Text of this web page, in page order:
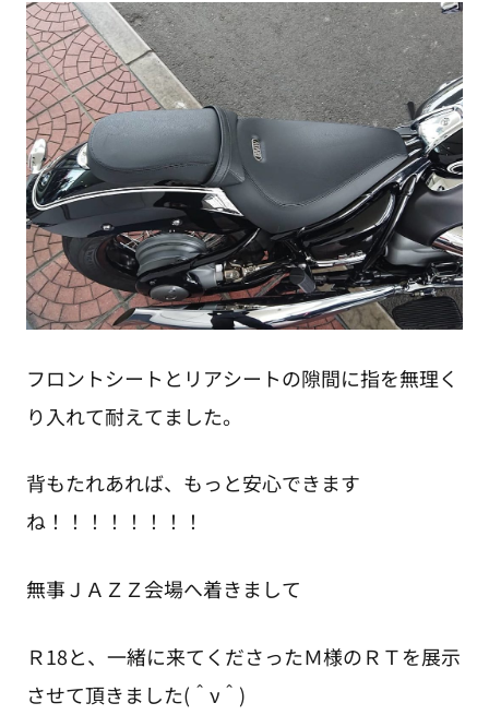
フロントシートとリアシートの隙間に指を無理く
り入れて耐えてました。
背もたれあれば、もっと安心できます
ね！！！！！！！！
無事ＪＡＺＺ会場へ着きまして
Ｒ18と、一緒に来てくださったＭ様のＲＴを展示
させて頂きました(＾ν＾)